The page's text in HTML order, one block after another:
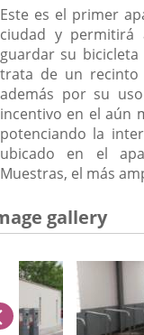
Este es el primer
ciudad y permitirá
guardar su
trata de un recinto
además por su
incentivo en el aún
potenciando la
ubicado en el
Muestras, el más
gallery
previus